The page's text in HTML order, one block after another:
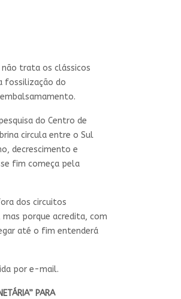
não trata os clássicos
fossilização do
do Centro de
circula entre o Sul
decrescimento e
fim começa pela
dos circuitos
porque acredita, com
até o fim entenderá
por e-mail.
PARA